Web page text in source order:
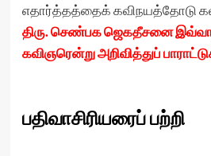
எதார்த்தத்தைக் கவிநயத்தோடு
திரு. செண்பக ஜெகதீசனை
கவிஞரென்று அறிவித்துப்
பதிவாசிரியரைப் பற்றி